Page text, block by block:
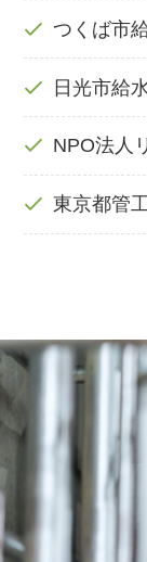
つくば市
日光市給
NPO法人
東京都管